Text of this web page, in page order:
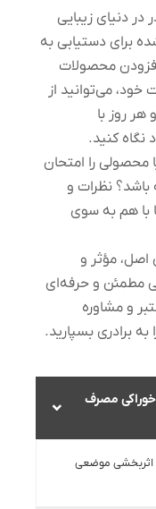
در دنیای زیبایی
برای دستیابی به
محصولات
می‌توانید از
هر روز با
نگاه کنید.
محصولی را امتحان
باشد؟ نظرات و
با هم به سوی
اصل، مؤثر و
مطمئن و حرفه‌ای
و مشاوره
برادری بسپارید.
خوراکی مصرف
اثربخشی موضعی